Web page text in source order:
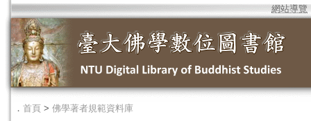
網站導覽
． 首頁 > 佛學著者規範資料庫